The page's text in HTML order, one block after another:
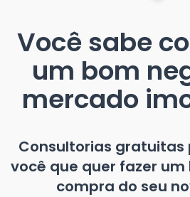
Você sabe
um bom
mercado
Consultorias gratuitas
você que quer fazer
compra do seu